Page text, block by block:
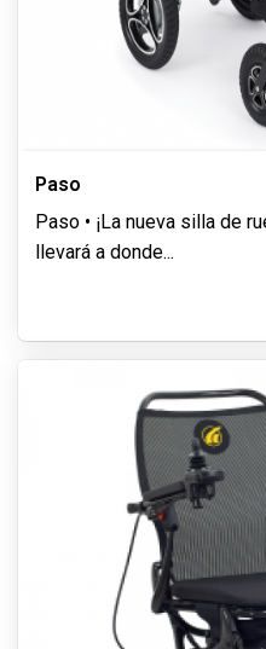
Paso
Paso • ¡La nueva silla de
llevará a donde...